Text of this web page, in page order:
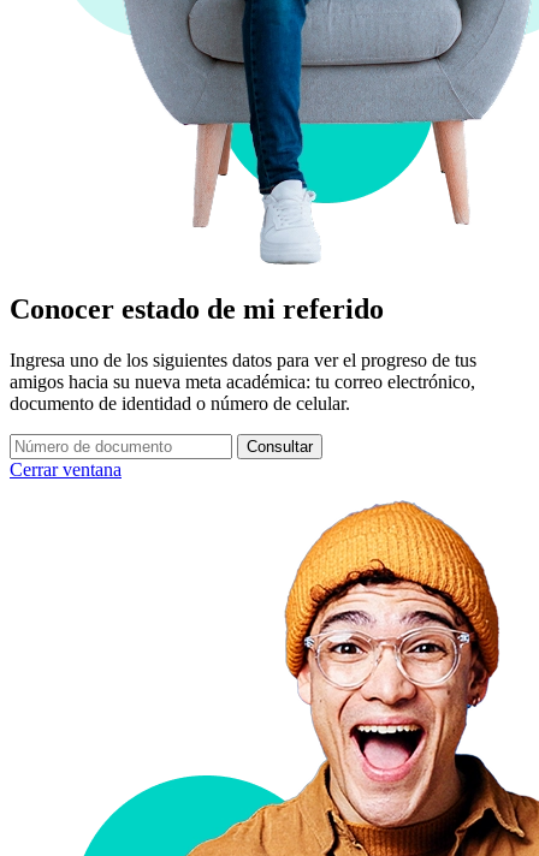
Conocer estado de mi referido
Ingresa uno de los siguientes datos para ver el progreso de tus
amigos hacia su nueva meta académica: tu correo electrónico,
documento de identidad o número de celular.
Consultar
Cerrar ventana